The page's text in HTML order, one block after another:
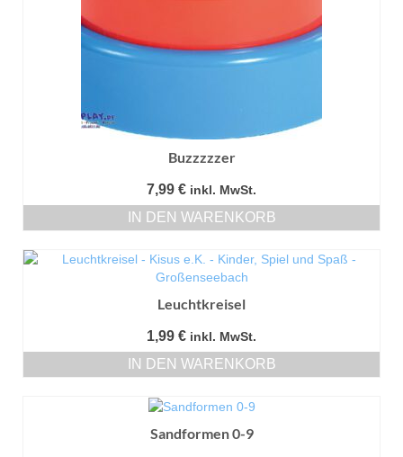
Buzzzzzer
7,99 € inkl. MwSt.
IN DEN WARENKORB
Leuchtkreisel
1,99 € inkl. MwSt.
IN DEN WARENKORB
Sandformen 0-9